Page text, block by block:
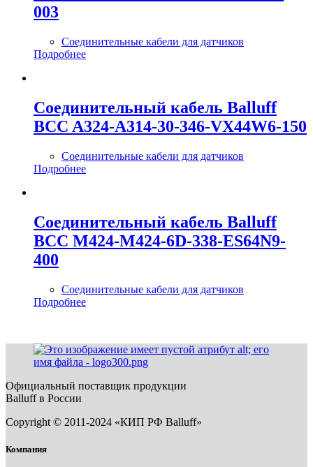
003
Соединительные кабели для датчиков
Подробнее
Соединительный кабель Balluff
BCC A324-A314-30-346-VX44W6-150
Соединительные кабели для датчиков
Подробнее
Соединительный кабель Balluff
BCC M424-M424-6D-338-ES64N9-
400
Соединительные кабели для датчиков
Подробнее
Официальный поставщик продукции
Balluff в России
Copyright © 2011-2024 «КИП РФ Balluff»
Компания